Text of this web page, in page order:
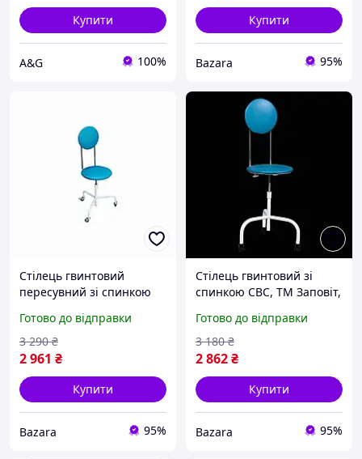
Купити
A&G 100%
Купити
Bazara 95%
Стілець гвинтовий
пересувний зі спинкою
Гарантія
Готово до відправки
2 961 ₴
3 290 ₴
Купити
Bazara 95%
Стілець гвинтовий зі
спинкою СВС, ТМ Заповіт,
Готово до відправки
2 862₴
3 180 ₴
Купити
Bazara 95%